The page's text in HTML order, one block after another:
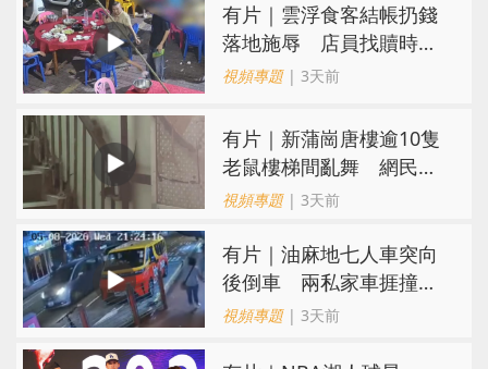
​有片｜雲浮食客結帳扔錢
落地施辱 店員找贖時還
施彼身獲老闆肯定
視頻專題| 3天前
有片｜新蒲崗唐樓逾10隻
老鼠樓梯間亂舞 網民嚇
親：每次經過都要好大勇
視頻專題| 3天前
有片｜油麻地七人車突向
後倒車 兩私家車捱撞
司機不顧而去
視頻專題| 3天前